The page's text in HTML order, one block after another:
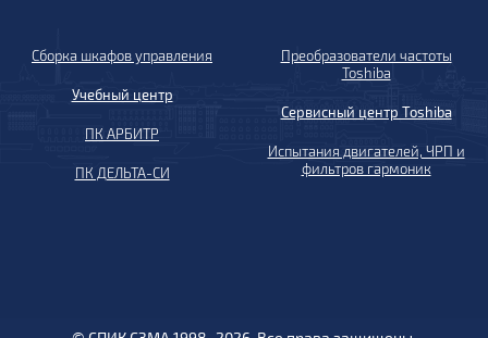
Сборка шкафов управления
Учебный центр
ПК АРБИТР
ПК ДЕЛЬТА-СИ
Преобразователи частоты
Toshiba
Сервисный центр Toshiba
Испытания двигателей, ЧРП и
фильтров гармоник